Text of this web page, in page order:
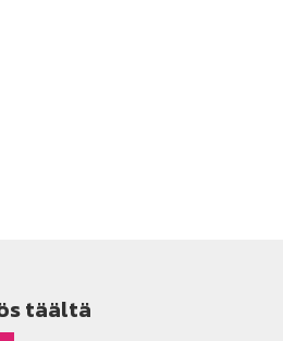
täältä